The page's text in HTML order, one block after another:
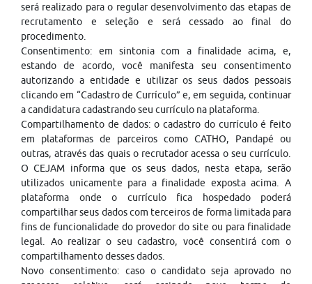
será realizado para o regular desenvolvimento das etapas de
recrutamento e seleção e será cessado ao final do
procedimento.
Consentimento: em sintonia com a finalidade acima, e,
estando de acordo, você manifesta seu consentimento
autorizando a entidade e utilizar os seus dados pessoais
clicando em “Cadastro de Currículo” e, em seguida, continuar
a candidatura cadastrando seu currículo na plataforma.
Compartilhamento de dados: o cadastro do currículo é feito
em plataformas de parceiros como CATHO, Pandapé ou
outras, através das quais o recrutador acessa o seu currículo.
O CEJAM informa que os seus dados, nesta etapa, serão
utilizados unicamente para a finalidade exposta acima. A
plataforma onde o currículo fica hospedado poderá
compartilhar seus dados com terceiros de forma limitada para
fins de funcionalidade do provedor do site ou para finalidade
legal. Ao realizar o seu cadastro, você consentirá com o
compartilhamento desses dados.
Novo consentimento: caso o candidato seja aprovado no